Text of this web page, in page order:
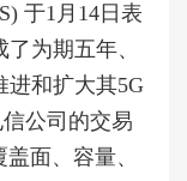
于1月14日表
为期五年、
进和扩大其5G
公司的交易
面、容量、